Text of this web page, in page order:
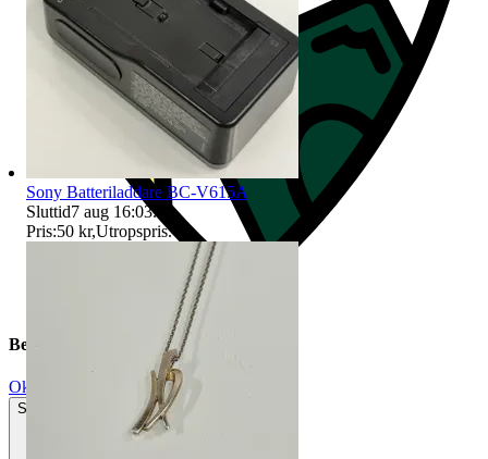
Beskrivning
Okej använt skick
Synliga tecken på slitage
Sony Batteriladdare BC-V615A
Sluttid7 aug 16:03.
Pris:50 kr,Utropspris.